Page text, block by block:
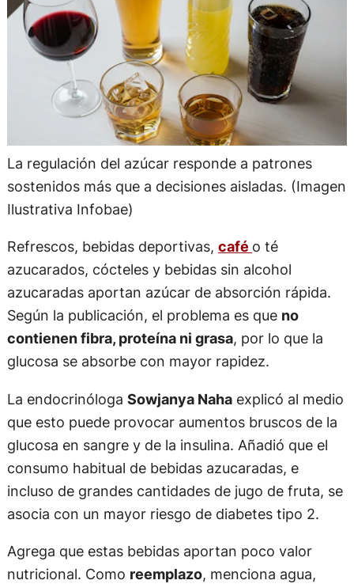
La regulación del azúcar responde a patrones
sostenidos más que a decisiones aisladas. (Imagen
Ilustrativa Infobae)
Refrescos, bebidas deportivas, café o té
azucarados, cócteles y bebidas sin alcohol
azucaradas aportan azúcar de absorción rápida.
Según la publicación, el problema es que no
contienen fibra, proteína ni grasa, por lo que la
glucosa se absorbe con mayor rapidez.
La endocrinóloga Sowjanya Nahaexplicó al medio
que esto puede provocar aumentos bruscos de la
glucosa en sangre y de la insulina. Añadió que el
consumo habitual de bebidas azucaradas, e
incluso de grandes cantidades de jugo de fruta, se
asocia con un mayor riesgo de diabetes tipo 2.
Agrega que estas bebidas aportan poco valor
nutricional. Como reemplazo, menciona agua,